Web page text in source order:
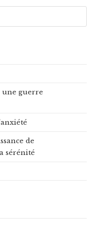
une guerre
de
sérénité